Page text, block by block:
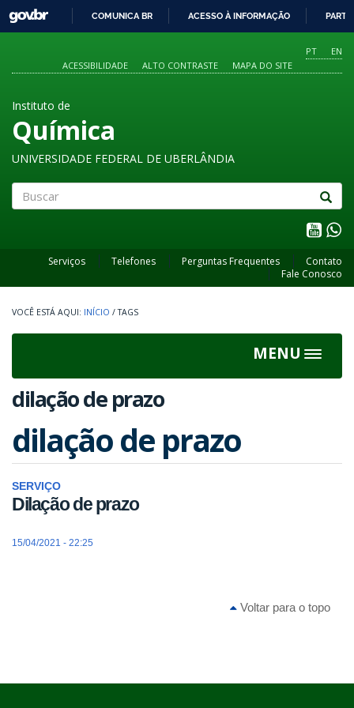
O
CONTEÚDO
GOVBR
COMUNICA BR ACESSO À INFORMAÇÃO
PT
EN
ACESSIBILIDADE
ALTO CONTRASTE MAPA DO SITE
Instituto de
Química
UNIVERSIDADE FEDERAL DE UBERLÂNDIA
Serviços Telefones Perguntas Frequentes
Contato
Fale Conosco
INÍCIO / TAGS
MENU
Toggle
dilação de prazo
dilação de prazo
SERVIÇO
Dilação de prazo
15/04/2021 - 22:25
Voltar para o topo